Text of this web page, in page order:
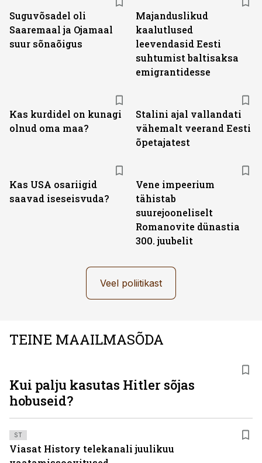
Suguvõsadel oli
Saaremaal ja Ojamaal
suur sõnaõigus
Majanduslikud
kaalutlused
leevendasid Eesti
suhtumist baltisaksa
emigrantidesse
Kas kurdidel on kunagi
olnud oma maa?
Stalini ajal vallandati
vähemalt veerand Eesti
õpetajatest
Kas USA osariigid
saavad iseseisvuda?
Vene impeerium
tähistab
suurejooneliselt
Romanovite dünastia
300. juubelit
Veel poliitikast
TEINE MAAILMASÕDA
Kui palju kasutas Hitler sõjas
hobuseid?
ST
Viasat History telekanali juulikuu